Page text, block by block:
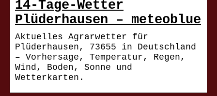
14-Tage-Wetter
Plüderhausen – meteoblue
Aktuelles Agrarwetter für
Plüderhausen, 73655 in Deutschland
– Vorhersage, Temperatur, Regen,
Wind, Boden, Sonne und
Wetterkarten.